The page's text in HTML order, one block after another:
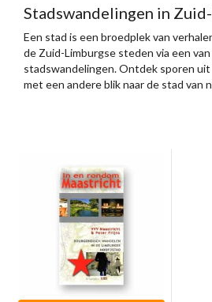
Visvergunningen
Brochures en kaarten
Plattegronden
Uit de streek
Kerstpakketten
Ansichtkaarten
Stadswandelingen in
Een stad is een broedplek van
de Zuid-Limburgse steden via een
stadswandelingen. Ontdek sporen
met een andere blik naar de stad van